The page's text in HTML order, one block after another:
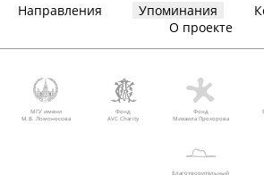
Направления Упоминания
О проекте
МГУ имени
М.В. Ломоносова
Фонд
AVC Charity
Фонд
Михаила Прохорова
Благотворительный